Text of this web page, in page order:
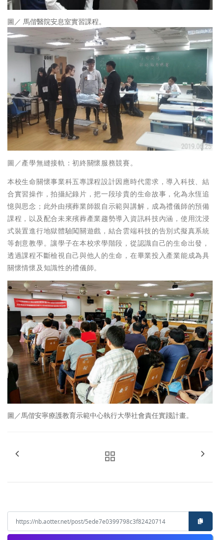
圖／ 馬偕醫院安息室實習課程。
圖／產學無縫接軌：初終關懷服務競賽。
本校生命關懷事業科五專課程設計因應時代需求，導入科技、結
合實習操作，拍攝紀錄片，把一段珍貴的生命故事，化為永恆追
憶與思念；此外由殯葬業師親自示範與講解，成為禮儀師的預備
課程，以及配合未來殯葬產業趨勢導入資訊科技內涵，使用沈浸
式裝置進行地獄體驗闖關遊戲，結合雲端科技的告別式擬真系統
等創意教學。讓學子在本校求學階段，從認識自己的生命出發，
透過課程不斷檢視自己與他人的生命，在畢業投入產業能成為具
關懷情懷及知識性的禮儀師。
圖／馬偕安寧療護教育示範中心執行大學社會責任實踐計畫。